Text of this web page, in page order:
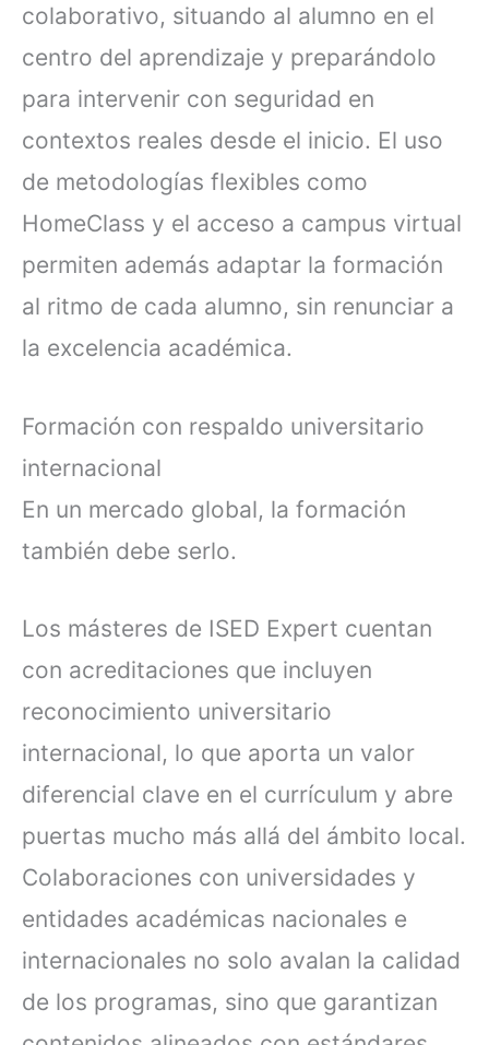
colaborativo, situando al alumno en el
centro del aprendizaje y preparándolo
para intervenir con seguridad en
contextos reales desde el inicio. El uso
de metodologías flexibles como
HomeClass y el acceso a campus virtual
permiten además adaptar la formación
al ritmo de cada alumno, sin renunciar a
la excelencia académica.
Formación con respaldo universitario
internacional
En un mercado global, la formación
también debe serlo.
Los másteres de ISED Expert cuentan
con acreditaciones que incluyen
reconocimiento universitario
internacional, lo que aporta un valor
diferencial clave en el currículum y abre
puertas mucho más allá del ámbito local.
Colaboraciones con universidades y
entidades académicas nacionales e
internacionales no solo avalan la calidad
de los programas, sino que garantizan